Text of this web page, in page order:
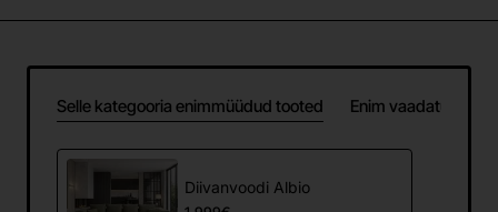
Selle kategooria enimmüüdud tooted Enim vaadatud
Diivanvoodi Albio